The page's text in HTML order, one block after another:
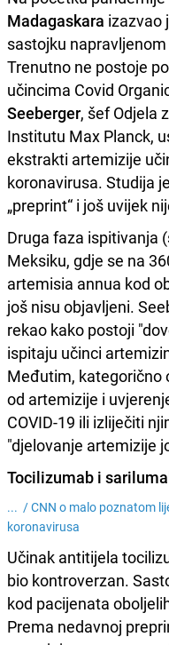
Madagaskara izazvao
sastojku napravljenom
Trenutno ne postoje
učincima Covid
Seeberger, šef Odjela
Institutu Max Planck,
ekstrakti artemizije
koronavirusa. Studija
„preprint“ i još uvijek
Druga faza ispitivanja
Meksiku, gdje se na
artemisia annua kod
još nisu objavljeni.
rekao kako postoji
ispitaju učinci
Međutim, kategorično
od artemizije i
COVID-19 ili izliječiti
"djelovanje artemizije
Tocilizumab i
... /CNN o malo poznatom
koronavirusa
Učinak antitijela
bio kontroverzan.
kod pacijenata
Prema nedavnoj